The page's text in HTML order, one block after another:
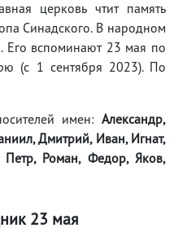
церковь чтит память
Синадского. В народном
Его вспоминают 23 мая по
(с 1 сентября 2023). По
имен: Александр,
Дмитрий, Иван, Игнат,
Петр, Роман, Федор, Яков,
23 мая